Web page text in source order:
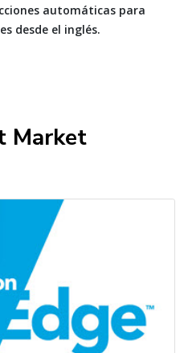
automáticas para
desde el inglés.
Market